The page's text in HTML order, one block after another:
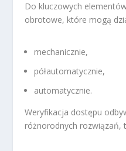
Do kluczowych
obrotowe, które mogą
mechanicznie,
półautomatycznie,
automatycznie.
Weryfikacja dostępu
różnorodnych rozwiązań,